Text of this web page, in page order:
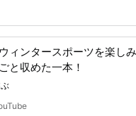
ィンタースポーツを楽し
と収めた一本！